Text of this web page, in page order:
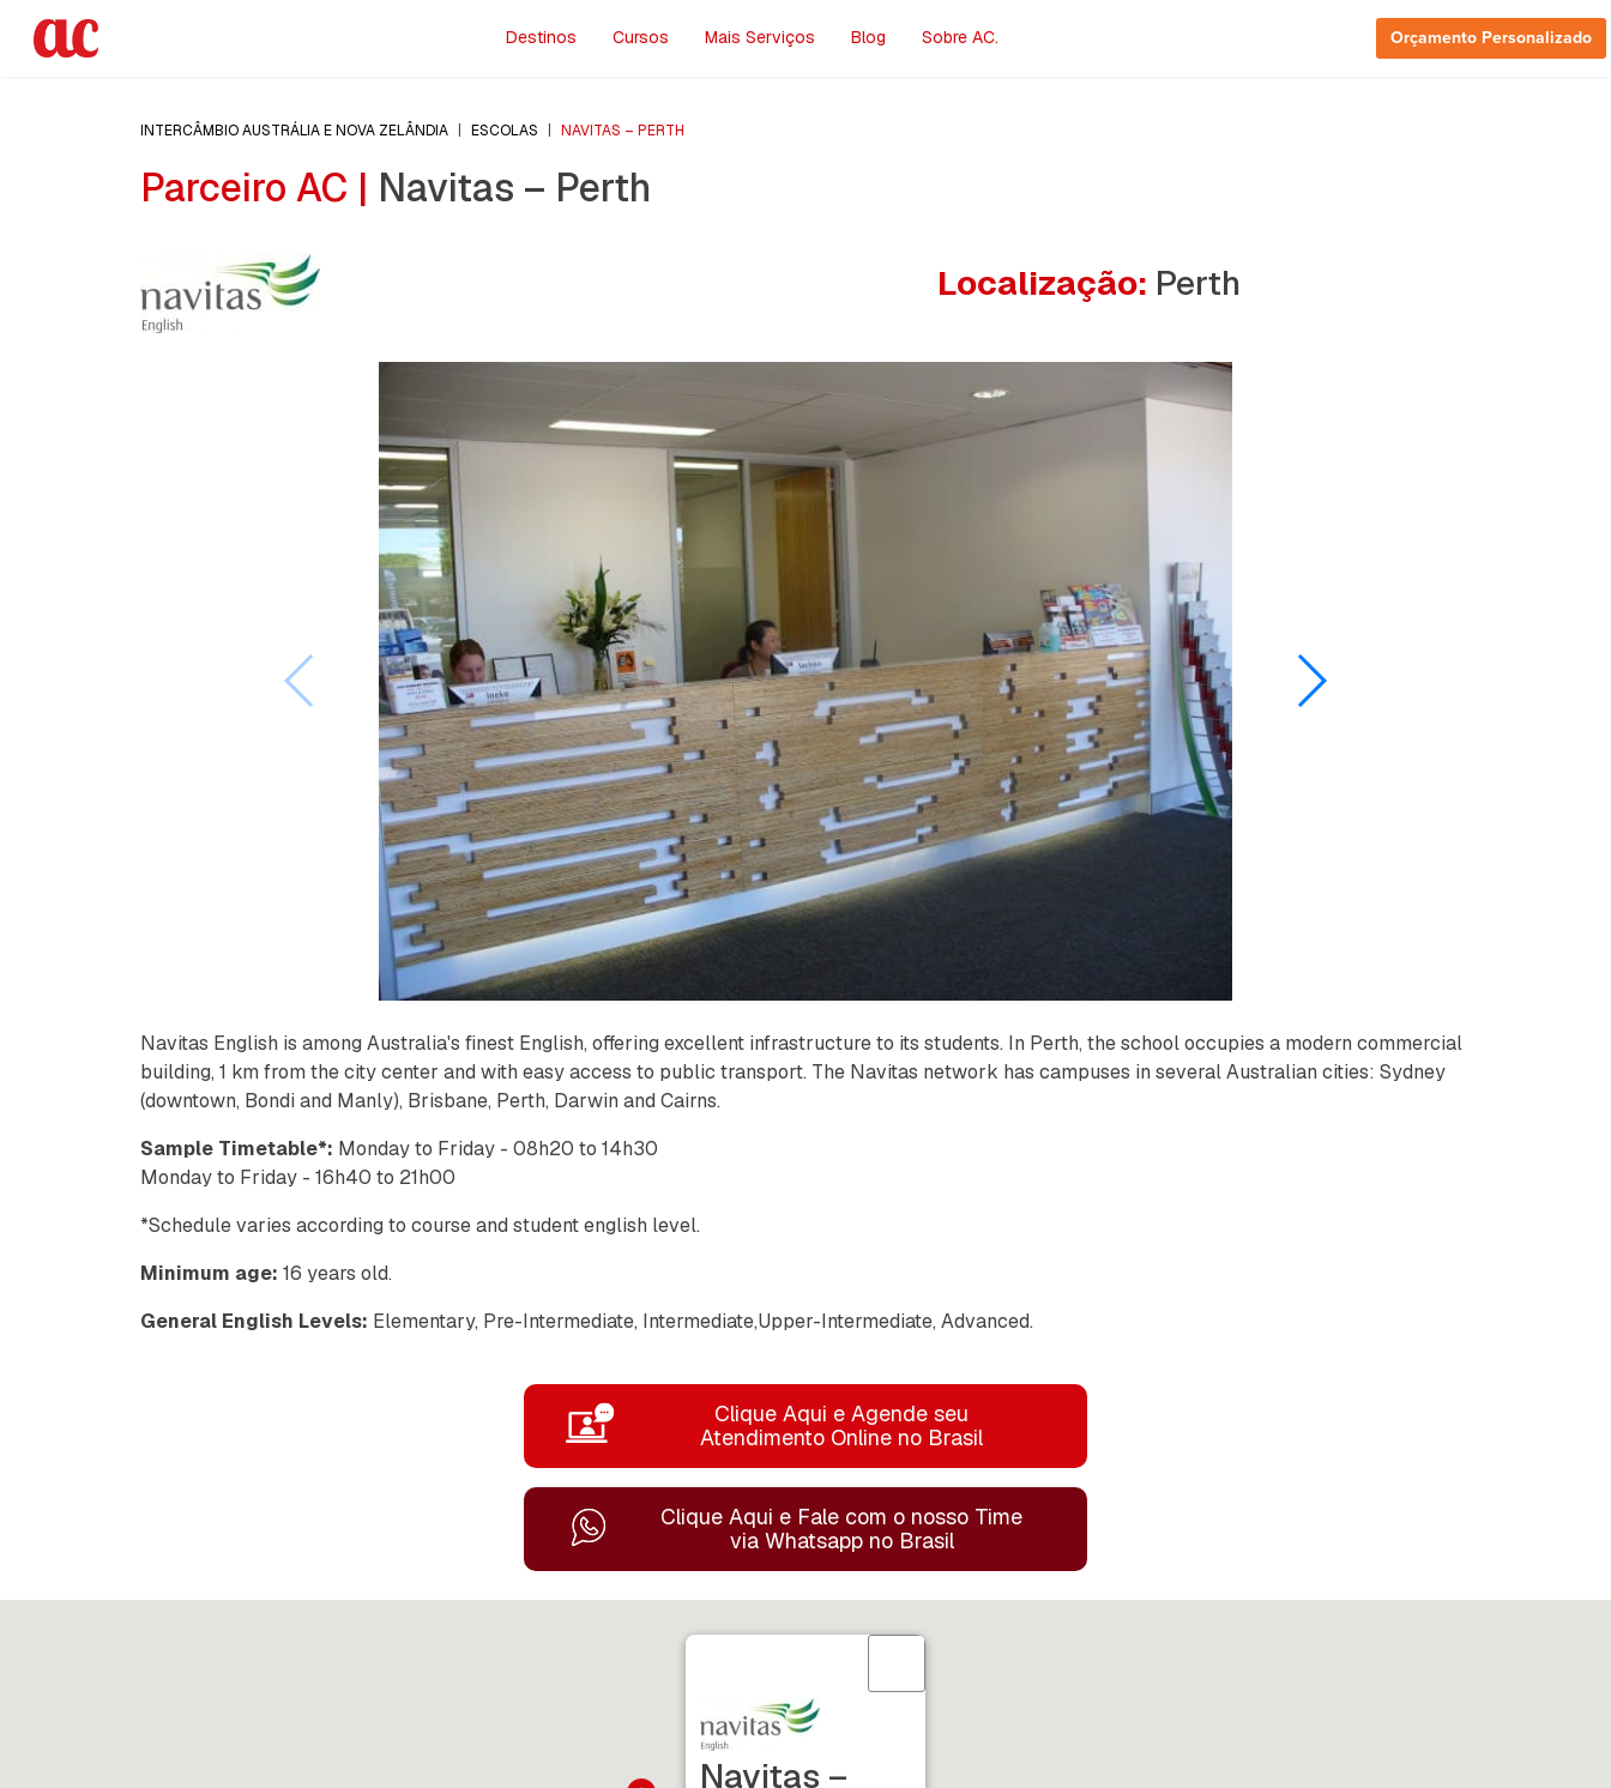
Destinos Cursos Mais Serviços Blog Sobre AC. Orçamento Personalizado
INTERCÂMBIO AUSTRÁLIA E NOVA ZELÂNDIA ESCOLAS NAVITAS – PERTH
Parceiro AC | Navitas – Perth
Localização: Perth
Navitas English is among Australia's finest English, offering excellent infrastructure to its students. In Perth, the school occupies a modern commercial
building, 1 km from the city center and with easy access to public transport. The Navitas network has campuses in several Australian cities: Sydney
(downtown, Bondi and Manly), Brisbane, Perth, Darwin and Cairns.
Sample Timetable*: Monday to Friday - 08h20 to 14h30
Monday to Friday - 16h40 to 21h00
*Schedule varies according to course and student english level.
Minimum age: 16 years old.
General English Levels: Elementary, Pre-Intermediate, Intermediate,Upper-Intermediate, Advanced.
Clique Aqui e Agende seu
Atendimento Online no Brasil
Clique Aqui e Fale com o nosso Time
via Whatsapp no Brasil
Navitas –